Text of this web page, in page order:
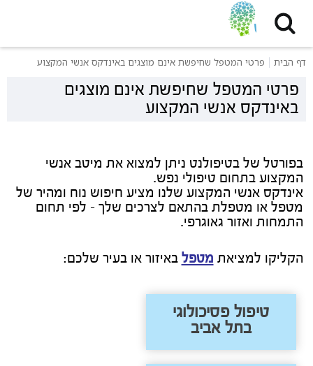
דף הבית פרטי המטפל שחיפשת אינם מוצגים באינדקס אנשי המקצוע
פרטי המטפל שחיפשת אינם מוצגים
באינדקס אנשי המקצוע
בפורטל של בטיפולנט ניתן למצוא את מיטב אנשי
המקצוע בתחום טיפולי נפש.
אינדקס אנשי המקצוע שלנו מציע חיפוש נוח ומהיר של
מטפל או מטפלת בהתאם לצרכים שלך - לפי תחום
התמחות ואזור גאוגרפי.
הקליקו למציאת מטפל באיזור או בעיר שלכם:
טיפול פסיכולוגי
בתל אביב